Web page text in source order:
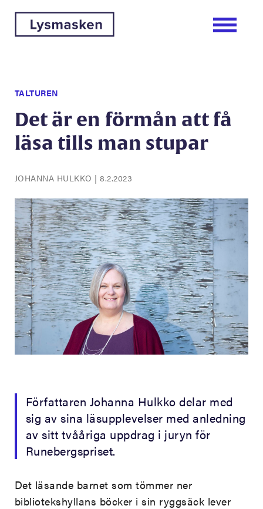
TALTUREN
Det är en förmån att få
läsa tills man stupar
JOHANNA HULKKO |8.2.2023
Författaren Johanna Hulkko delar med
sig av sina läsupplevelser med anledning
av sitt tvååriga uppdrag i juryn för
Runebergspriset.
Det läsande barnet som tömmer ner
bibliotekshyllans böcker i sin ryggsäck lever